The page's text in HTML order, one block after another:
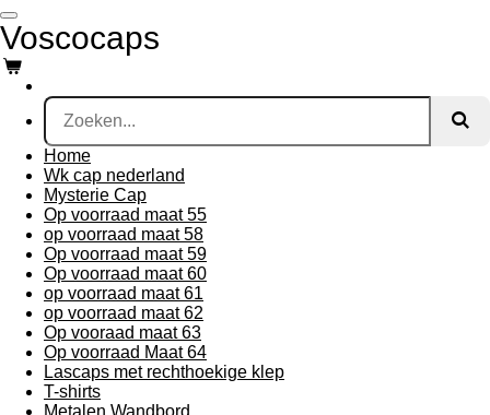
Ga
direct
naar
de
hoofdinhoud
Voscocaps
Home
Wk cap nederland
Mysterie Cap
Op voorraad maat 55
op voorraad maat 58
Op voorraad maat 59
Op voorraad maat 60
op voorraad maat 61
op voorraad maat 62
Op vooraad maat 63
Op voorraad Maat 64
Lascaps met rechthoekige klep
T-shirts
Metalen Wandbord